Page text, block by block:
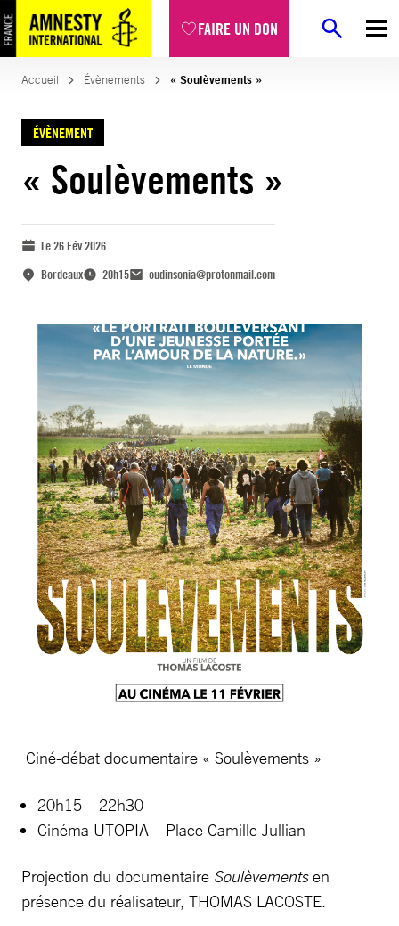
FAIRE UN DON
Accueil Évènements « Soulèvements »
ÉVÈNEMENT
« Soulèvements »
Le 26 Fév 2026
Bordeaux
20h15 oudinsonia@protonmail.com
Ciné-débat documentaire « Soulèvements »
20h15 – 22h30
Cinéma UTOPIA – Place Camille Jullian
Projection du documentaire Soulèvementsen
présence du réalisateur, THOMAS LACOSTE.